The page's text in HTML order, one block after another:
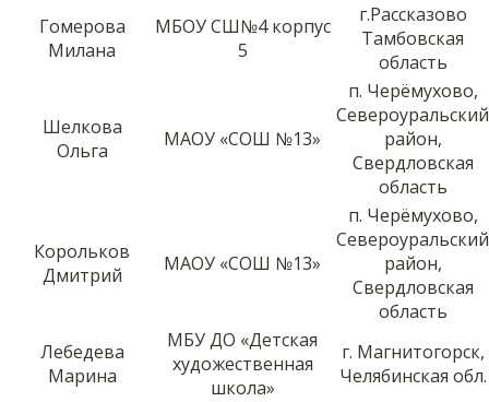
Гомерова
Милана
МБОУ СШ№4 корпус
5
г.Рассказово
Тамбовская
область
Шелкова
Ольга
МАОУ «СОШ №13»
п. Черёмухово,
Североуральский
район,
Свердловская
область
Корольков
Дмитрий
МАОУ «СОШ №13»
п. Черёмухово,
Североуральский
район,
Свердловская
область
Лебедева
Марина
МБУ ДО «Детская
художественная
школа»
г. Магнитогорск,
Челябинская обл.